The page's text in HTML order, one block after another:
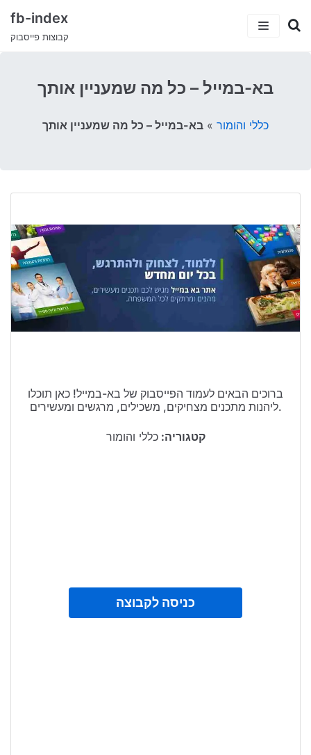
fb-index
קבוצות פייסבוק
5 קבוצות פייסבוק שיעזרו לך למצוא עבודה
קבוצות הפייסבוק המצחיקות בישראל
קטגוריות
ישראלים בחו”ל
דרושים ועבודות
סאבלט
הייטק
סטודנטים
טיולים בישראל
דירות ונדל”ן
עמוד הבית
בא-במייל – כל מה שמעניין אותך
כללי והומור » בא-במייל – כל מה שמעניין אותך
ברוכים הבאים לעמוד הפייסבוק של בא-במייל! כאן תוכלו
ליהנות מתכנים מצחיקים, משכילים, מרגשים ומעשירים.
קטגוריה:כללי והומור
כניסה לקבוצה